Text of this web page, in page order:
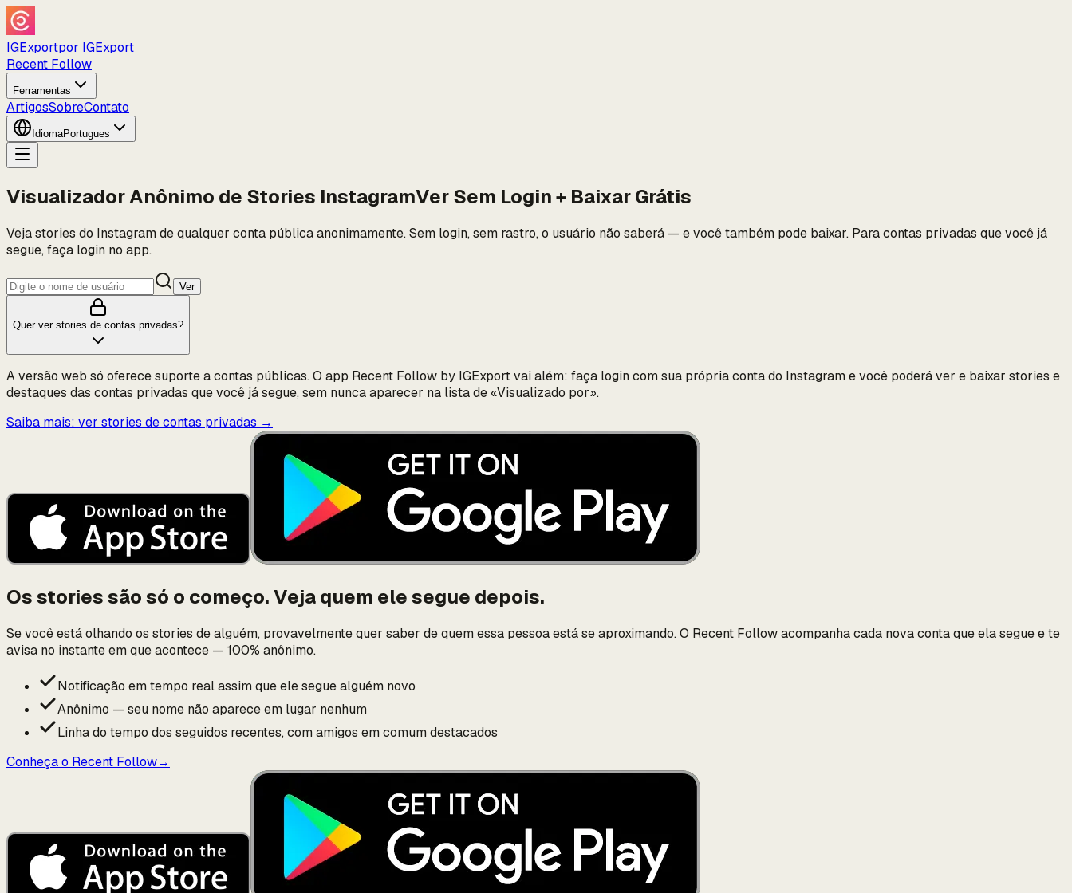
IGExportpor IGExport
Recent Follow
Ferramentas
ArtigosSobreContato
IdiomaPortugues
Visualizador Anônimo de Stories InstagramVer Sem Login + Baixar Grátis
Veja stories do Instagram de qualquer conta pública anonimamente. Sem login, sem rastro, o usuário não saberá — e você também pode baixar. Para contas privadas que você já
segue, faça login no app.
Ver
Quer ver stories de contas privadas?
A versão web só oferece suporte a contas públicas. O app Recent Follow by IGExport vai além: faça login com sua própria conta do Instagram e você poderá ver e baixar stories e
destaques das contas privadas que você já segue, sem nunca aparecer na lista de «Visualizado por».
Saiba mais: ver stories de contas privadas →
Os stories são só o começo. Veja quem ele segue depois.
Se você está olhando os stories de alguém, provavelmente quer saber de quem essa pessoa está se aproximando. O Recent Follow acompanha cada nova conta que ela segue e te
avisa no instante em que acontece — 100% anônimo.
Notificação em tempo real assim que ele segue alguém novo
Anônimo — seu nome não aparece em lugar nenhum
Linha do tempo dos seguidos recentes, com amigos em comum destacados
Conheça o Recent Follow→